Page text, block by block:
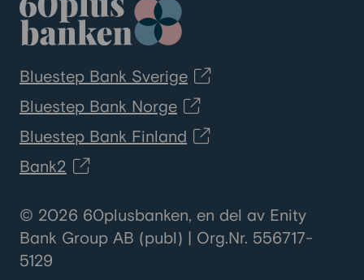
Bluestep Bank Sverige
Bluestep Bank Norge
Bluestep Bank Finland
Bank2
© 2026 60plusbanken, en del av Enity
Bank Group AB (publ) | Org.Nr. 556717-
5129